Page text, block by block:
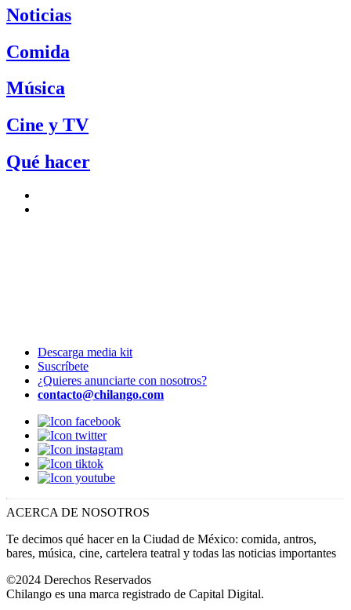
Noticias
Comida
Música
Cine y TV
Qué hacer
Descarga media kit
Suscríbete
¿Quieres anunciarte con nosotros?
contacto@chilango.com
ACERCA DE NOSOTROS
Te decimos qué hacer en la Ciudad de México: comida, antros,
bares, música, cine, cartelera teatral y todas las noticias importantes
©2024 Derechos Reservados
Chilango es una marca registrado de Capital Digital.